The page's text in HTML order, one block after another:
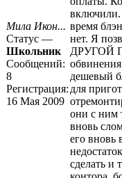
Мила Икон...
Статус —
Школьник
Сообщений:
8
Регистрация:
16 Мая 2009
включили.
время
нет. Я
ДРУГОЙ
дешевый
для
они с ним
вновь
его вновь
сделать